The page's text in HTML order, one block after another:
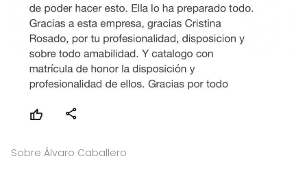
Sobre Álvaro Caballero